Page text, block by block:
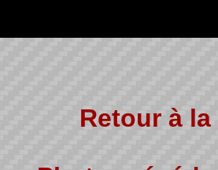
Retour à